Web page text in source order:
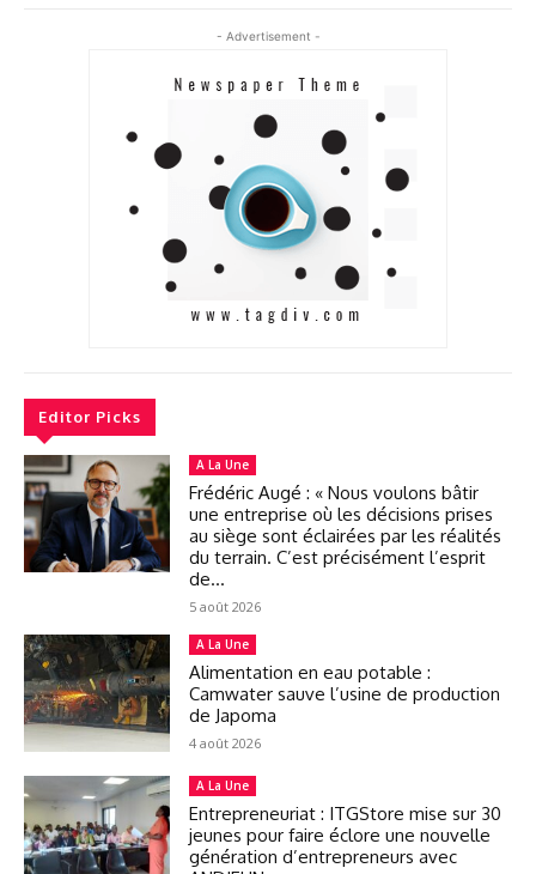
- Advertisement -
Editor Picks
A La Une
Frédéric Augé : « Nous voulons bâtir
une entreprise où les décisions prises
au siège sont éclairées par les réalités
du terrain. C’est précisément l’esprit
de...
5 août 2026
A La Une
Alimentation en eau potable :
Camwater sauve l’usine de production
de Japoma
4 août 2026
A La Une
Entrepreneuriat : ITGStore mise sur 30
jeunes pour faire éclore une nouvelle
génération d’entrepreneurs avec